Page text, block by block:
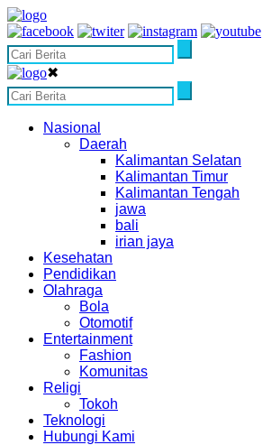
✖
Nasional
Daerah
Kalimantan Selatan
Kalimantan Timur
Kalimantan Tengah
jawa
bali
irian jaya
Kesehatan
Pendidikan
Olahraga
Bola
Otomotif
Entertainment
Fashion
Komunitas
Religi
Tokoh
Teknologi
Hubungi Kami